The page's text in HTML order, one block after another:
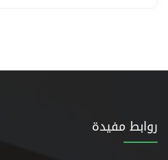
روابط مفيدة